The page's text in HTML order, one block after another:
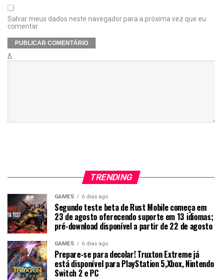
Salvar meus dados neste navegador para a próxima vez que eu
comentar.
Δ
TRENDING
GAMES 6 dias ago
Segundo teste beta de Rust Mobile começa em
23 de agosto oferecendo suporte em 13 idiomas;
pré-download disponível a partir de 22 de agosto
GAMES 6 dias ago
Prepare-se para decolar! Truxton Extreme já
está disponível para PlayStation 5,Xbox, Nintendo
Switch 2 e PC